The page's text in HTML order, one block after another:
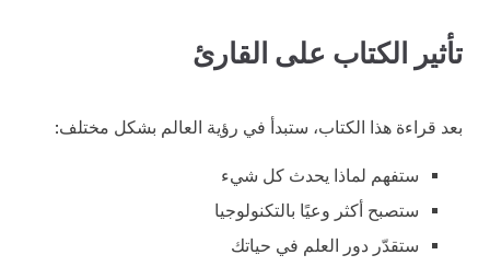
تأثير الكتاب على القارئ
بعد قراءة هذا الكتاب، ستبدأ في رؤية العالم بشكل مختلف:
ستفهم لماذا يحدث كل شيء
ستصبح أكثر وعيًا بالتكنولوجيا
ستقدّر دور العلم في حياتك